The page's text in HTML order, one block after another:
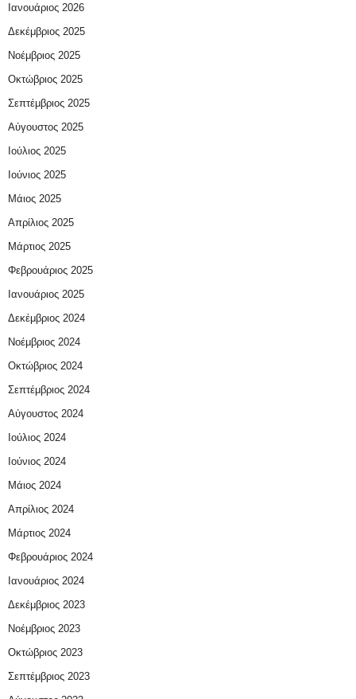
Ιανουάριος 2026
Δεκέμβριος 2025
Νοέμβριος 2025
Οκτώβριος 2025
Σεπτέμβριος 2025
Αύγουστος 2025
Ιούλιος 2025
Ιούνιος 2025
Μάιος 2025
Απρίλιος 2025
Μάρτιος 2025
Φεβρουάριος 2025
Ιανουάριος 2025
Δεκέμβριος 2024
Νοέμβριος 2024
Οκτώβριος 2024
Σεπτέμβριος 2024
Αύγουστος 2024
Ιούλιος 2024
Ιούνιος 2024
Μάιος 2024
Απρίλιος 2024
Μάρτιος 2024
Φεβρουάριος 2024
Ιανουάριος 2024
Δεκέμβριος 2023
Νοέμβριος 2023
Οκτώβριος 2023
Σεπτέμβριος 2023